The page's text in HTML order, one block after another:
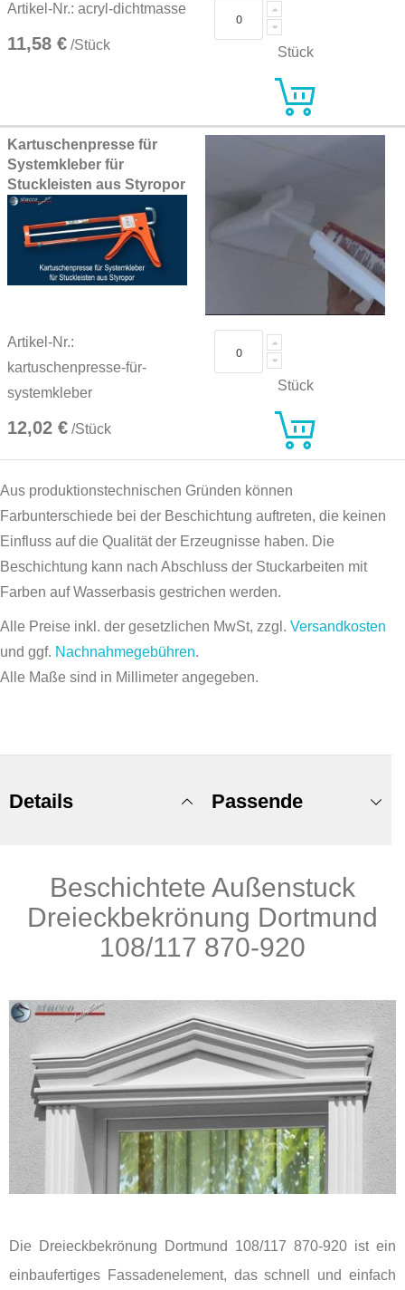
Artikel-Nr.: acryl-dichtmasse
11,58 € /Stück Stück
Kartuschenpresse für
Systemkleber für
Stuckleisten aus Styropor
Artikel-Nr.:
kartuschenpresse-für-
systemkleber
12,02 € /Stück
Stück
Aus produktionstechnischen Gründen können
Farbunterschiede bei der Beschichtung auftreten, die keinen
Einfluss auf die Qualität der Erzeugnisse haben. Die
Beschichtung kann nach Abschluss der Stuckarbeiten mit
Farben auf Wasserbasis gestrichen werden.
Alle Preise inkl. der gesetzlichen MwSt, zzgl. Versandkosten
und ggf. Nachnahmegebühren.
Alle Maße sind in Millimeter angegeben.
Details
Beschichtete Außenstuck
Dreieckbekrönung Dortmund
108/117 870-920
Die Dreieckbekrönung Dortmund 108/117 870-920 ist ein
einbaufertiges Fassadenelement, das schnell und einfach
Passende
Produkte